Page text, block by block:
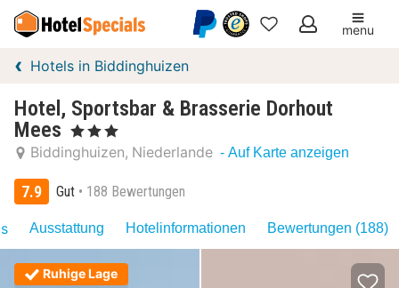
Meine
menu
Hotels in Biddinghuizen
Hotel, Sportsbar & Brasserie Dorhout
Mees
, 3 Sterne
Biddinghuizen Niederlande - Auf Karte anzeigen
7.9 Gut 188 Bewertungen
Ausstattung Hotelinformationen Bewertungen (188)
Ruhige Lage